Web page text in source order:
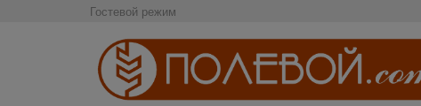
Гостевой режим